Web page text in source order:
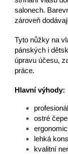
salonech.
zároveň
Tyto nůžky na
pánských i
úpravu účesu,
práce.
Hlavní výhody:
ostré
lehká
kvalitní